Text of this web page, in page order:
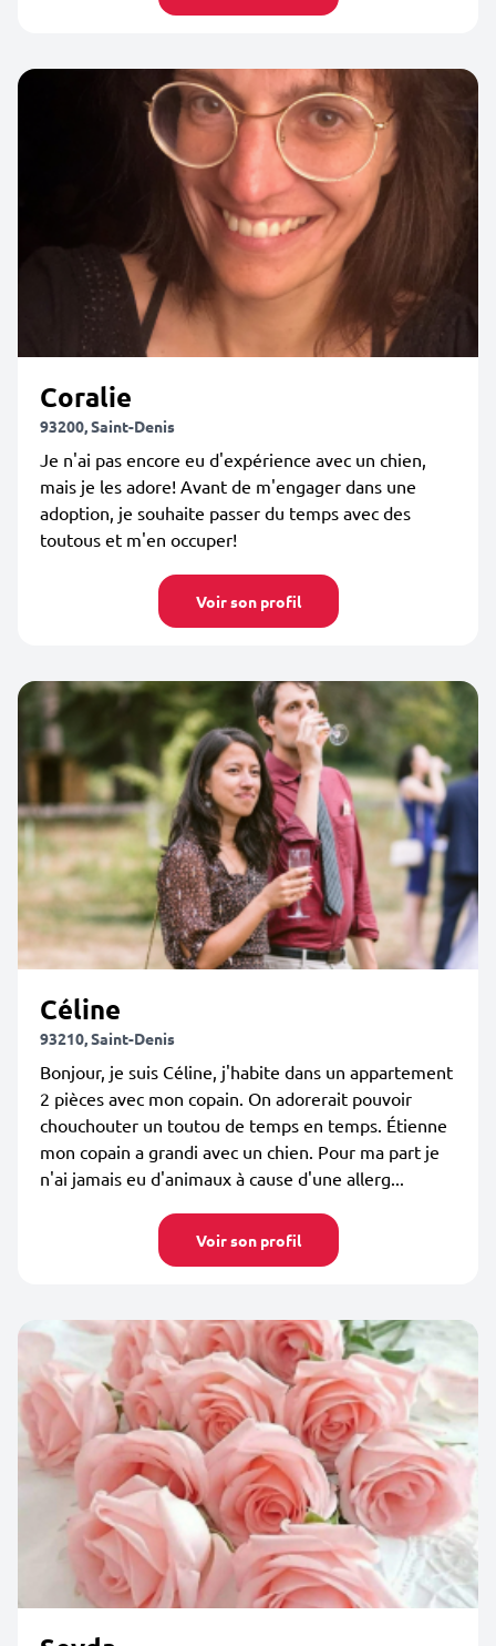
Coralie
93200, Saint-Denis
Je n'ai pas encore eu d'expérience avec un chien,
mais je les adore! Avant de m'engager dans une
adoption, je souhaite passer du temps avec des
toutous et m'en occuper!
Voir son profil
Céline
93210, Saint-Denis
Bonjour, je suis Céline, j'habite dans un appartement
2 pièces avec mon copain. On adorerait pouvoir
chouchouter un toutou de temps en temps. Étienne
mon copain a grandi avec un chien. Pour ma part je
n'ai jamais eu d'animaux à cause d'une allerg...
Voir son profil